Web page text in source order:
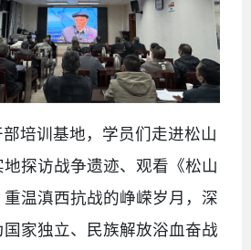
培训基地，学员们走进松山
探访战争遗迹、观看《松山
温滇西抗战的峥嵘岁月，深
家独立、民族解放浴血奋战